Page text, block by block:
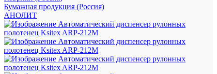
Бумажная продукция (Россия)
АНОЛИТ